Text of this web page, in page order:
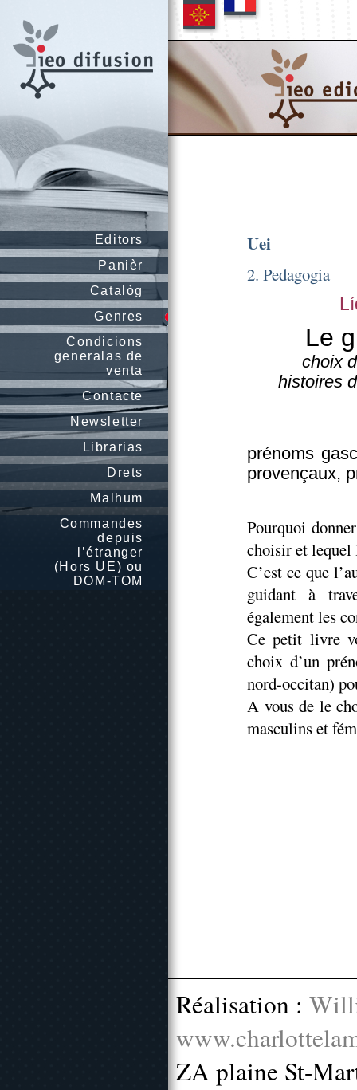
Editors
Panièr
Catalòg
Genres
Condicions
generalas de
venta
Contacte
Newsletter
Librarias
Drets
Malhum
Commandes
depuis
l’étranger
(Hors UE) ou
DOM-TOM
Uei
2. Pedagogia
Le
choix
histoires
prénoms
provençaux,
Pourquoi
choisir et
C’est ce que
guidant à
également les
Ce petit livre
choix d’un
nord-occitan)
A vous de le
masculins et
Réalisation :
ZA plaine St-